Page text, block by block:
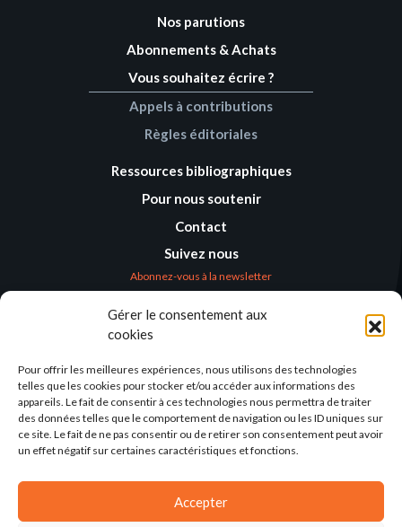
Gérer le consentement aux
cookies
Pour offrir les meilleures expériences, nous utilisons des technologies
telles que les cookies pour stocker et/ou accéder aux informations des
appareils. Le fait de consentir à ces technologies nous permettra de traiter
des données telles que le comportement de navigation ou les ID uniques sur
ce site. Le fait de ne pas consentir ou de retirer son consentement peut avoir
un effet négatif sur certaines caractéristiques et fonctions.
Accepter
Nos parutions
Abonnements & Achats
Vous souhaitez écrire ?
Appels à contributions
Règles éditoriales
Ressources bibliographiques
Pour nous soutenir
Contact
Suivez nous
Abonnez-vous à la newsletter
Humanitaires –
Humanitarian
Alternatives
138 avenue des Frères
Lumière – CS 88379